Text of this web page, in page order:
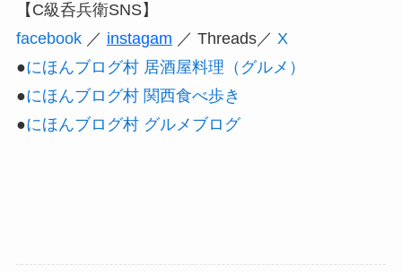
【C級呑兵衛SNS】
facebook／ instagam ／ Threads／ X
●にほんブログ村 居酒屋料理（グルメ）
●にほんブログ村 関西食べ歩き
●にほんブログ村 グルメブログ